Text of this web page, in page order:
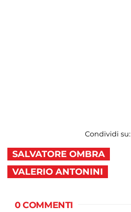
Condividi su:
SALVATORE OMBRA
VALERIO ANTONINI
0 COMMENTI